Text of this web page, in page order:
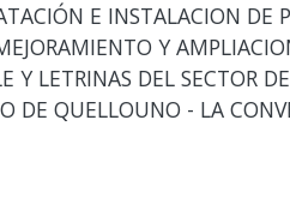
E INSTALACION DE
Y
Y LETRINAS DEL SECTOR
DE QUELLOUNO - LA